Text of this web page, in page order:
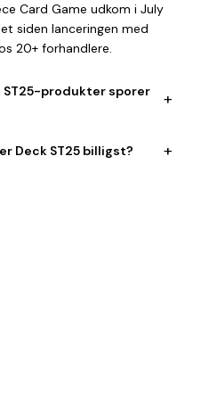
Card Game udkom i July
siden lanceringen med
20+ forhandlere.
ST25-produkter sporer
+
Deck ST25 billigst? +